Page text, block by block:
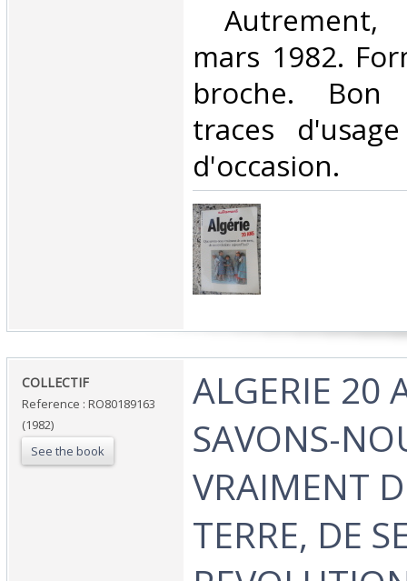
Autrement,
mars 1982.
broche.
traces
d'occasion.‎
‎COLLECTIF‎
Reference : RO80189163
(1982)
See the book
‎ALGERIE 20
SAVONS-
VRAIMENT
TERRE, DE